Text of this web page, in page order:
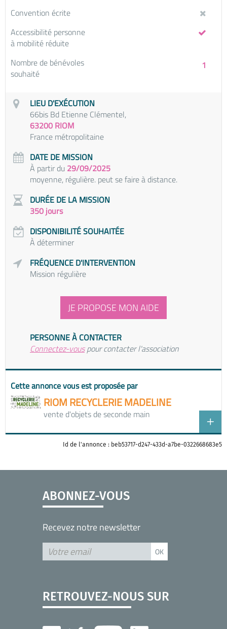
Convention écrite
Accessibilité personne
à mobilité réduite
1
Nombre de bénévoles
souhaité
LIEU D'EXÉCUTION
66bis Bd Etienne Clémentel,
63200 RIOM
France métropolitaine
DATE DE MISSION
À partir du 29/09/2025
moyenne, régulière. peut se faire à distance.
DURÉE DE LA MISSION
350 jours
DISPONIBILITÉ SOUHAITÉE
À déterminer
FRÉQUENCE D'INTERVENTION
Mission régulière
JE PROPOSE MON AIDE
PERSONNE À CONTACTER
Connectez-vouspour contacter l'association
Cette annonce vous est proposée par
RIOM RECYCLERIE MADELINE
vente d'objets de seconde main
Id de l'annonce : beb53717-d247-433d-a7be-0322668683e5
ABONNEZ-VOUS
Recevez notre newsletter
RETROUVEZ-NOUS SUR